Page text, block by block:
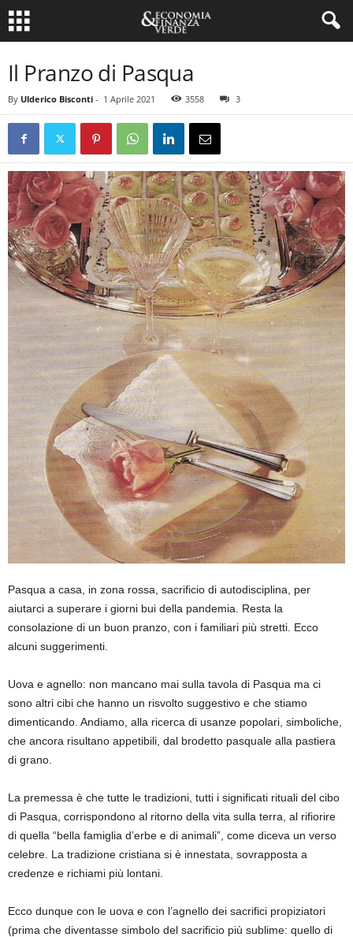
Il Pranzo di Pasqua
By Ulderico Bisconti - 1 Aprile 2021 3558 3
Pasqua a casa, in zona rossa, sacrificio di autodisciplina, per
aiutarci a superare i giorni bui della pandemia. Resta la
consolazione di un buon pranzo, con i familiari più stretti. Ecco
alcuni suggerimenti.
Uova e agnello: non mancano mai sulla tavola di Pasqua ma ci
sono altri cibi che hanno un risvolto suggestivo e che stiamo
dimenticando. Andiamo, alla ricerca di usanze popolari, simboliche,
che ancora risultano appetibili, dal brodetto pasquale alla pastiera
di grano.
La premessa è che tutte le tradizioni, tutti i significati rituali del cibo
di Pasqua, corrispondono al ritorno della vita sulla terra, al rifiorire
di quella “bella famiglia d’erbe e di animali” , come diceva un verso
celebre. La tradizione cristiana si è innestata, sovrapposta a
credenze e richiami più lontani.
Ecco dunque con le uova e con l’agnello dei sacrifici propiziatori
(prima che diventasse simbolo del sacrificio più sublime: quello di